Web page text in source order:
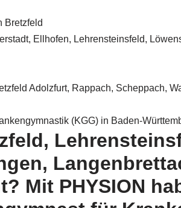
Bretzfeld
Ellhofen, Lehrensteinsfeld,
Adolzfurt, Rappach, Scheppach,
(KGG) in Baden-
Mit PHYSION